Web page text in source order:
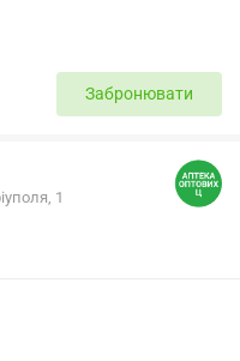
Забронювати
1